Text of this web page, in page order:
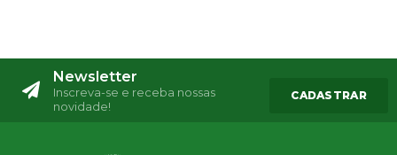
Newsletter
Inscreva-se e receba nossas
novidade!
CADASTRAR